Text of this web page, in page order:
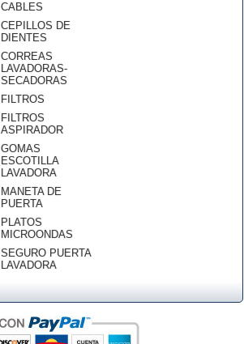
CABLES
CEPILLOS DE
DIENTES
CORREAS
LAVADORAS-
SECADORAS
FILTROS
FILTROS
ASPIRADOR
GOMAS
ESCOTILLA
LAVADORA
MANETA DE
PUERTA
PLATOS
MICROONDAS
SEGURO PUERTA
LAVADORA